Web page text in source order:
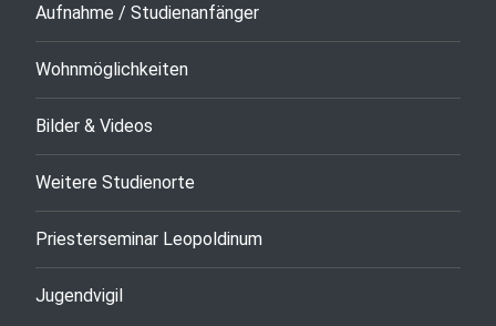
Aufnahme / Studienanfänger
Wohnmöglichkeiten
Bilder & Videos
Weitere Studienorte
Priesterseminar Leopoldinum
Jugendvigil